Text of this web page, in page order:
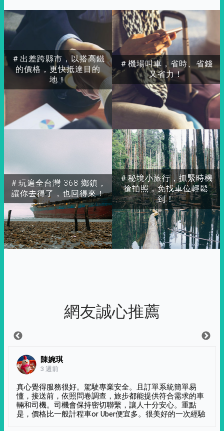
＃出差跨縣市，以搭高鐵
的價格，更快抵達目的
地！
＃玩遍全台灣 368 鄉鎮，
讓你去得了，也回得來！
＃秘境小旅行，抓緊時機
搶拍照，免找車位輕鬆
到！
＃機場叫車，省時、省錢
又省力！
網友誠心推薦
陳婉琪
3 週前
真心覺得服務很好。駕駛專業安全。且訂單系統簡單易
懂，接送前，依照問卷調查，旅步都能提供符合需求的車
輛和司機。司機會保持密切聯繫，讓人十分安心。重點
是，價格比一般計程車or Uber便宜多。很美好的一次經驗